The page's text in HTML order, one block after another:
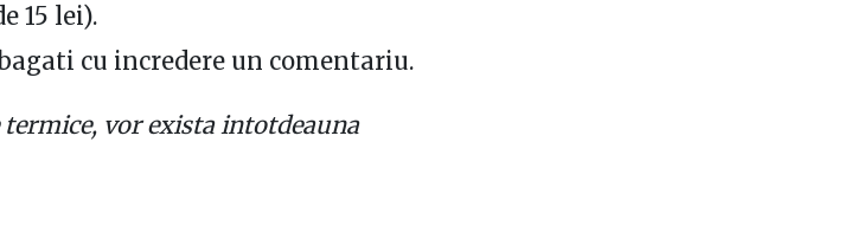
15 lei).
cu incredere un comentariu.
vor exista intotdeauna